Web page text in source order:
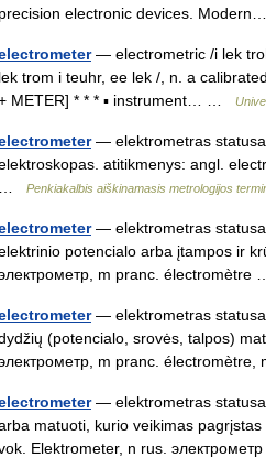
precision electronic devices.
— electrometric /i lek
lek trom i teuhr, ee lek /, n. a
METER] * * * ▪ instrument… …
— elektrometras
atitikmenys: angl.
Penkiakalbis aiškinamasis metrologijos
— elektrometras
potencialo arba įtampos ir
m pranc. électromètre
— elektrometras
(potencialo, srovės, talpos)
m pranc.
— elektrometras
matuoti, kurio veikimas
Elektrometer, n rus.